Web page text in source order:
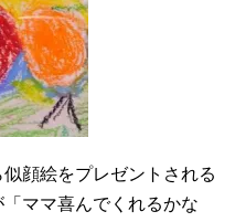
顔絵をプレゼントされる
ママ喜んでくれるかな